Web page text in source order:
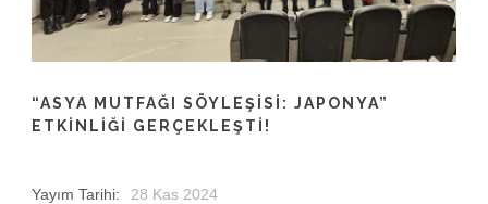
“ASYA MUTFAĞI SÖYLEŞISI: JAPONYA”
ETKINLIĞI GERÇEKLEŞTI!
Yayım Tarihi: 28 Kas 2024